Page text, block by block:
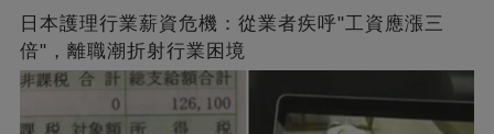
日本護理行業薪資危機：從業者疾呼"工資應漲三
倍"，離職潮折射行業困境